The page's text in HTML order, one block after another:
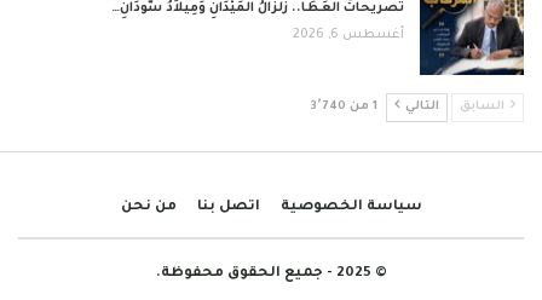
تصريحاتُ العَطَا.. زلزالُ المَيْدَانِ وَمِيلاَدُ سُّودَانِ…
أغسطس 6, 2026
السابق التالي 1 من 3٬740
سياسة الخصوصية اتصل بنا من نحن
© 2025 - جميع الحقوق محفوظة.